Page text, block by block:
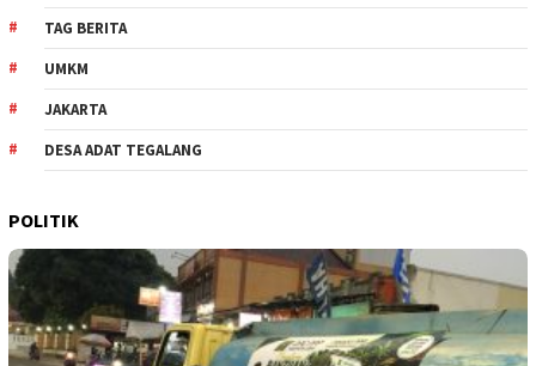
TAG BERITA
UMKM
JAKARTA
DESA ADAT TEGALANG
POLITIK